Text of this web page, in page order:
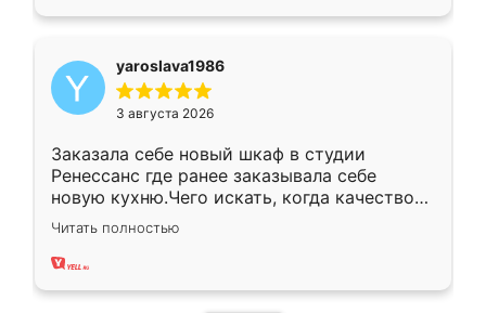
yaroslava1986
3 августа 2026
Заказала себе новый шкаф в студии
Ренессанс где ранее заказывала себе
новую кухню.Чего искать, когда качеством
вполне довольна. Служит кухня уже почти
два года, нареканий нет.
Читать полностью